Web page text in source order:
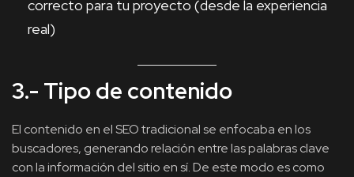
correcto para tu proyecto (desde la experiencia
real)
3.- Tipo de contenido
El contenido en el SEO tradicional se enfocaba en los
buscadores, generando relación entre las palabras clave
con la información del sitio en sí. De este modo es como